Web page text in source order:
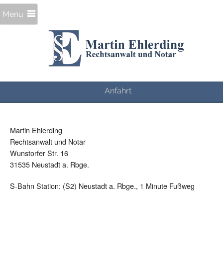
Menu
Anfahrt
Martin Ehlerding
Rechtsanwalt und Notar
Wunstorfer Str. 16
31535 Neustadt a. Rbge.
S-Bahn Station: (S2) Neustadt a. Rbge., 1 Minute Fußweg